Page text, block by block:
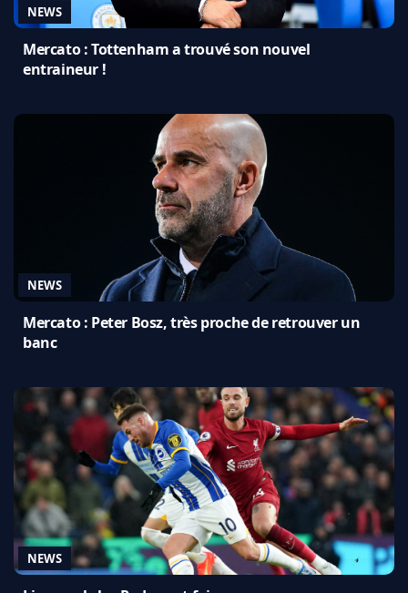
NEWS
Mercato : Tottenham a trouvé son nouvel
entraineur !
NEWS
Mercato : Peter Bosz, très proche de retrouver un
banc
NEWS